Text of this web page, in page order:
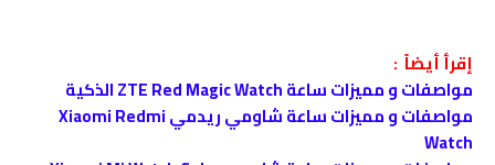
إقرأ أيضاً :
مواصفات و مميزات ساعة ZTE Red Magic Watch الذكية
مواصفات و مميزات ساعة شاومي ريدمي Xiaomi Redmi
Watch